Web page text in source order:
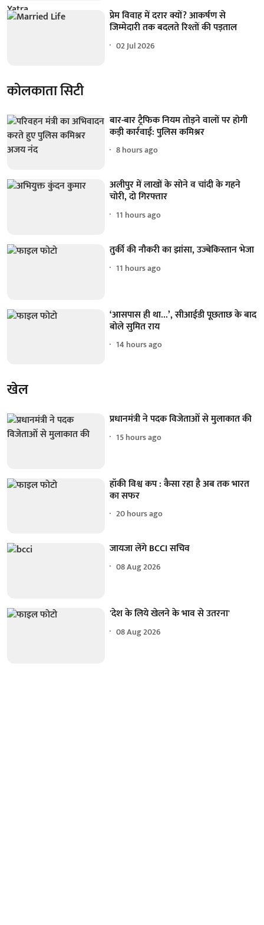
प्रेम विवाह में दरार क्यों? आकर्षण से
जिम्मेदारी तक बदलते रिश्तों की पड़ताल
02 Jul 2026
कोलकाता सिटी
बार-बार ट्रैफिक नियम तोड़ने वालों पर होगी
कड़ी कार्रवाई: पुलिस कमिश्नर
8 hours ago
अलीपुर में लाखों के सोने व चांदी के गहने
चोरी, दो गिरफ्तार
11 hours ago
तुर्की की नौकरी का झांसा, उज्बेकिस्तान भेजा
11 hours ago
‘आसपास ही था...’, सीआईडी पूछताछ के बाद
बोले सुमित राय
14 hours ago
खेल
प्रधानमंत्री ने पदक विजेताओं से मुलाकात की
15 hours ago
हॉकी विश्व कप : कैसा रहा है अब तक भारत
का सफर
20 hours ago
जायजा लेंगे BCCI सचिव
08 Aug 2026
'देश के लिये खेलने के भाव से उतरना'
08 Aug 2026